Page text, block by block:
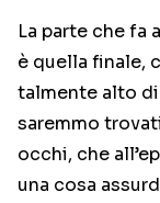
La parte che fa
è quella finale,
talmente alto
saremmo
occhi, che
una cosa